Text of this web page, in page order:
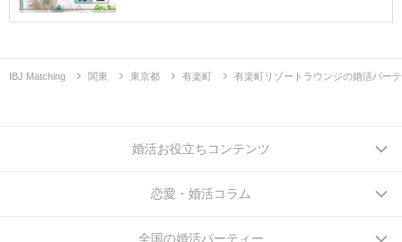
IBJ Matching 関東 東京都 有楽町 有楽町リゾートラウンジの婚活パー
婚活お役立ちコンテンツ
恋愛・婚活コラム
全国の婚活パーティー